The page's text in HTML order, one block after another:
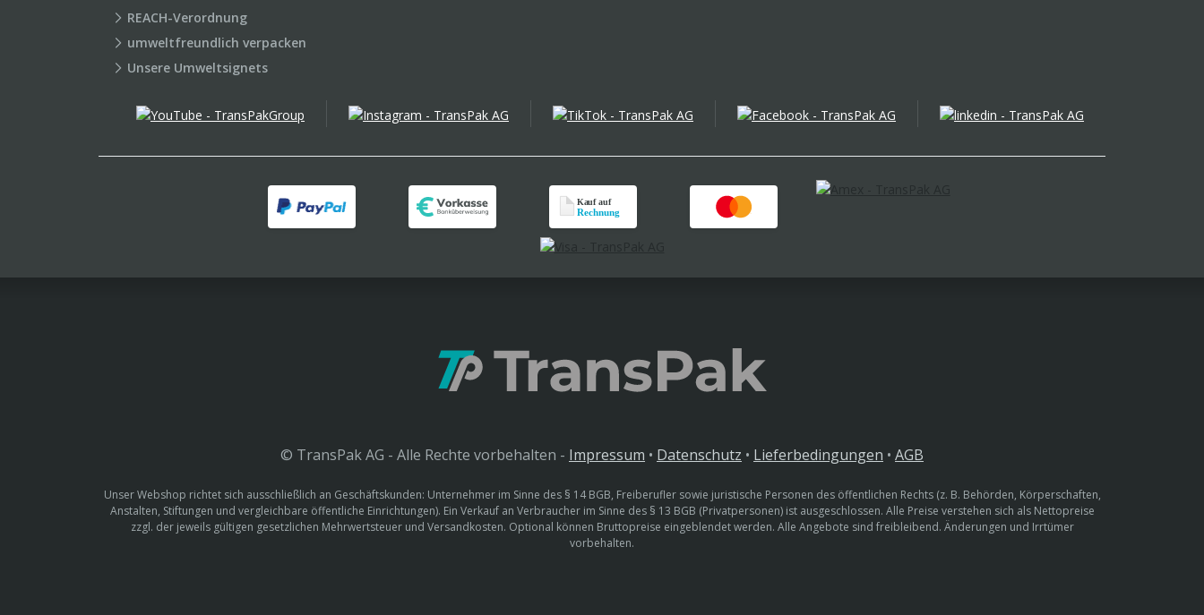
REACH-Verordnung
umweltfreundlich verpacken
Unsere Umweltsignets
© TransPak AG - Alle Rechte vorbehalten - Impressum • Datenschutz • Lieferbedingungen • AGB
Unser Webshop richtet sich ausschließlich an Geschäftskunden: Unternehmer im Sinne des § 14 BGB, Freiberufler sowie juristische Personen des öffentlichen Rechts (z. B. Behörden, Körperschaften,
Anstalten, Stiftungen und vergleichbare öffentliche Einrichtungen). Ein Verkauf an Verbraucher im Sinne des § 13 BGB (Privatpersonen) ist ausgeschlossen. Alle Preise verstehen sich als Nettopreise
zzgl. der jeweils gültigen gesetzlichen Mehrwertsteuer und Versandkosten. Optional können Bruttopreise eingeblendet werden. Alle Angebote sind freibleibend. Änderungen und Irrtümer
vorbehalten.